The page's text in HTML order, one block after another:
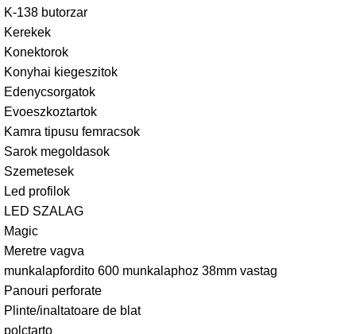
K-138 butorzar
Kerekek
Konektorok
Konyhai kiegeszitok
Edenycsorgatok
Evoeszkoztartok
Kamra tipusu femracsok
Sarok megoldasok
Szemetesek
Led profilok
LED SZALAG
Magic
Meretre vagva
munkalapfordito 600 munkalaphoz 38mm vastag
Panouri perforate
Plinte/inaltatoare de blat
polctarto